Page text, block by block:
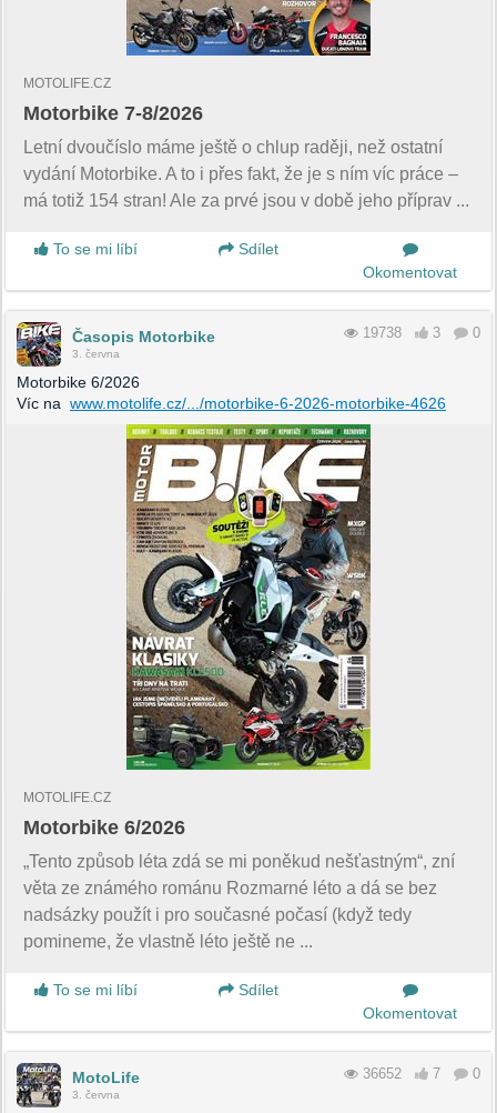
MOTOLIFE.CZ
Motorbike 7-8/2026
Letní dvoučíslo máme ještě o chlup raději, než ostatní
vydání Motorbike. A to i přes fakt, že je s ním víc práce –
má totiž 154 stran! Ale za prvé jsou v době jeho příprav ...
To se mi líbí
Sdílet
Okomentovat
Časopis Motorbike
3. června
19738 3 0
Motorbike 6/2026
Víc na www.motolife.cz/.../motorbike-6-2026-motorbike-4626
MOTOLIFE.CZ
Motorbike 6/2026
„Tento způsob léta zdá se mi poněkud nešťastným“, zní
věta ze známého románu Rozmarné léto a dá se bez
nadsázky použít i pro současné počasí (když tedy
pomineme, že vlastně léto ještě ne ...
To se mi líbí
Sdílet
Okomentovat
MotoLife
3. června
36652 7 0